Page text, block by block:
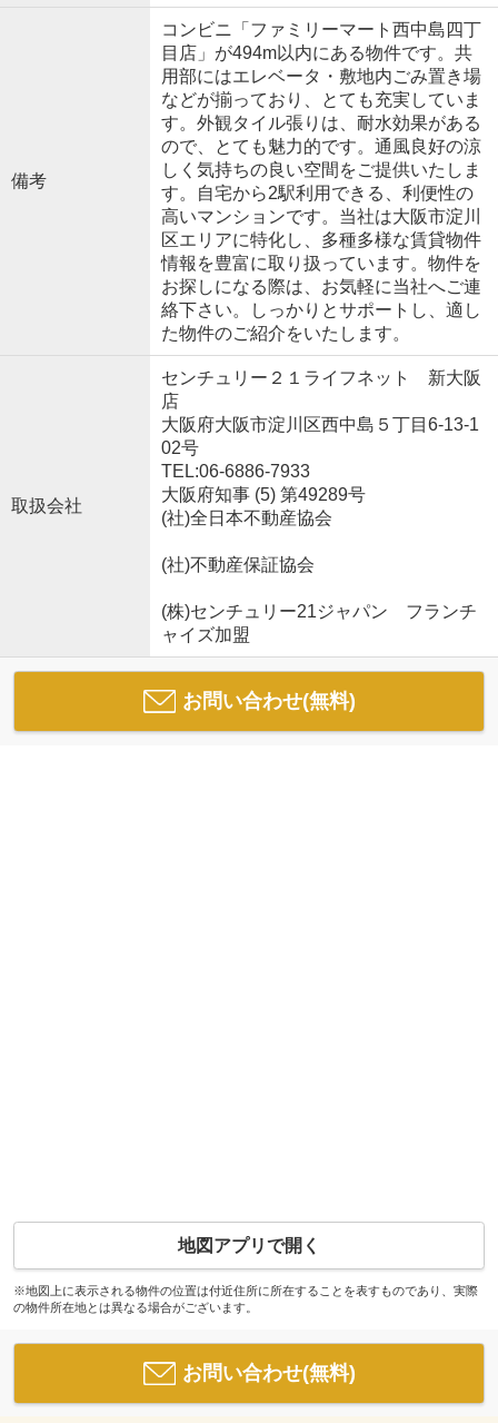
備考
コンビニ「ファミリーマート西中島四丁
目店」が494m以内にある物件です。共
用部にはエレベータ・敷地内ごみ置き場
などが揃っており、とても充実していま
す。外観タイル張りは、耐水効果がある
ので、とても魅力的です。通風良好の涼
しく気持ちの良い空間をご提供いたしま
す。自宅から2駅利用できる、利便性の
高いマンションです。当社は大阪市淀川
区エリアに特化し、多種多様な賃貸物件
情報を豊富に取り扱っています。物件を
お探しになる際は、お気軽に当社へご連
絡下さい。しっかりとサポートし、適し
た物件のご紹介をいたします。
取扱会社
センチュリー２１ライフネット 新大阪
店
大阪府大阪市淀川区西中島５丁目6-13-1
02号
TEL:06-6886-7933
大阪府知事 (5) 第49289号
(社)全日本不動産協会
(社)不動産保証協会
(株)センチュリー21ジャパン フランチ
ャイズ加盟
お問い合わせ(無料)
地図アプリで開く
※地図上に表示される物件の位置は付近住所に所在することを表すものであり、実際
の物件所在地とは異なる場合がございます。
お問い合わせ(無料)